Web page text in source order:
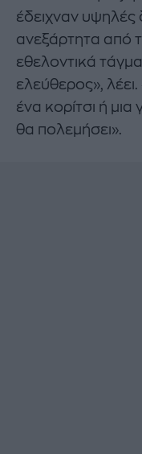
έδειχναν υψηλές
ανεξάρτητα από
εθελοντικά
ελεύθερος»,
ένα κορίτσι ή μια
θα πολεμήσει».